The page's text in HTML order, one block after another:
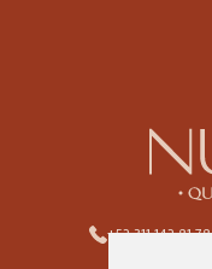
+52 311 142 81 78